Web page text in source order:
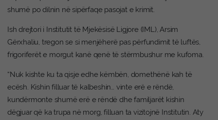
shumë po dilnin në sipërfaqe pasojat e krimit.
Ish drejtori i Institutit të Mjekësisë Ligjore (IML), Arsim
Gërxhaliu, tregon se si menjëherë pas përfundimit të luftës,
frigoriferët e morgut kanë qenë të stërmbushur me kufoma.
“Nuk kishte ku ta qisje edhe këmbën, domethënë kah të
ecësh. Kishin filluar të kalbeshin… vinte erë e rëndë,
kundërmonte shumë erë e rëndë dhe familjarët kishin
dëgjuar që ka trupa në morg, filluan ta vizitojnë Institutin. Aty